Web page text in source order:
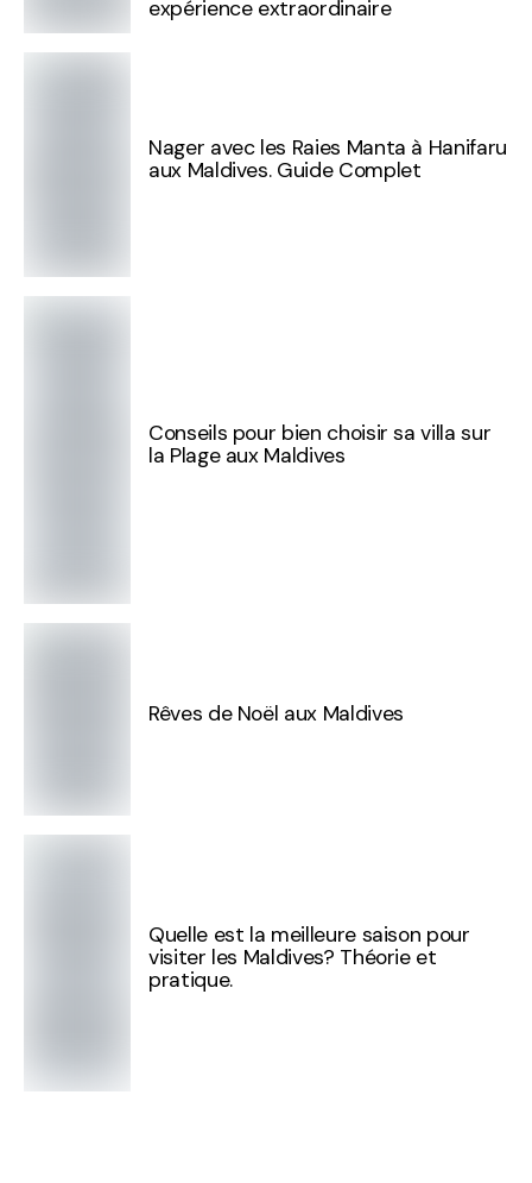
expérience extraordinaire
Nager avec les Raies Manta à Hanifaru
aux Maldives. Guide Complet
Conseils pour bien choisir sa villa sur
la Plage aux Maldives
Rêves de Noël aux Maldives
Quelle est la meilleure saison pour
visiter les Maldives? Théorie et
pratique.